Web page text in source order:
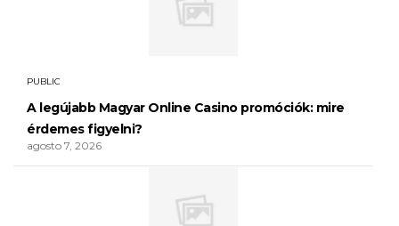
PUBLIC
A legújabb Magyar Online Casino promóciók: mire
érdemes figyelni?
agosto 7, 2026